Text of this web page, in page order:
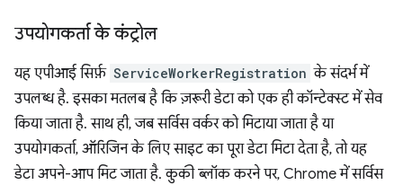
उपयोगकर्ता के कंट्रोल
यह एपीआई सिर्फ़ ServiceWorkerRegistration के संदर्भ में
उपलब्ध है. इसका मतलब है कि ज़रूरी डेटा को एक ही कॉन्टेक्स्ट में सेव
किया जाता है. साथ ही, जब सर्विस वर्कर को मिटाया जाता है या
उपयोगकर्ता, ऑरिजिन के लिए साइट का पूरा डेटा मिटा देता है, तो यह
डेटा अपने-आप मिट जाता है. कुकी ब्लॉक करने पर, Chrome में सर्विस